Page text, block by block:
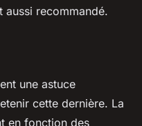
recommandé.
une astuce
cette dernière. La
en fonction des